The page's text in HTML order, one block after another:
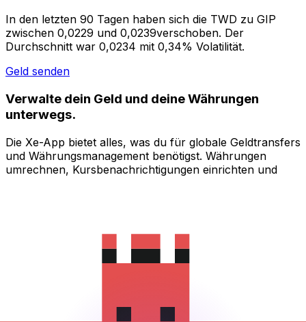
In den letzten 90 Tagen haben sich die TWD zu GIP
zwischen 0,0229 und 0,0239verschoben. Der
Durchschnitt war 0,0234 mit 0,34% Volatilität.
Geld senden
Verwalte dein Geld und deine Währungen
unterwegs.
Die Xe-App bietet alles, was du für globale Geldtransfers
und Währungsmanagement benötigst. Währungen
umrechnen, Kursbenachrichtigungen einrichten und